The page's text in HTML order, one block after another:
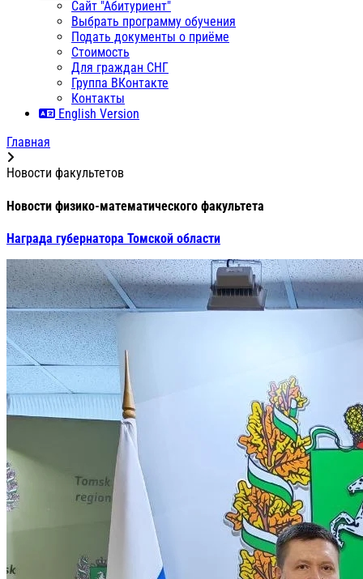
Сайт "Абитуриент"
Выбрать программу обучения
Подать документы о приёме
Стоимость
Для граждан СНГ
Группа ВКонтакте
Контакты
English Version
Главная
Новости факультетов
Новости физико-математического факультета
Награда губернатора Томской области